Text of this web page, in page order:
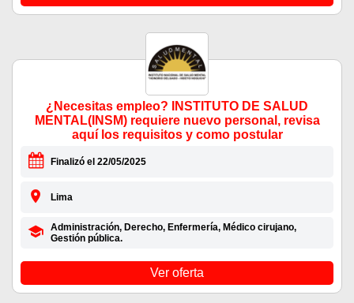
¿Necesitas empleo? INSTITUTO DE SALUD
MENTAL(INSM) requiere nuevo personal, revisa
aquí los requisitos y como postular
Finalizó el 22/05/2025
Lima
Administración, Derecho, Enfermería, Médico cirujano,
Gestión pública.
Ver oferta